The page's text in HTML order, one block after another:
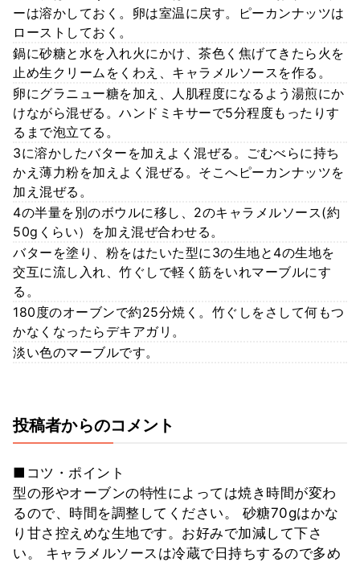
ーは溶かしておく。卵は室温に戻す。ピーカンナッツは
ローストしておく。
鍋に砂糖と水を入れ火にかけ、茶色く焦げてきたら火を
止め生クリームをくわえ、キャラメルソースを作る。
卵にグラニュー糖を加え、人肌程度になるよう湯煎にか
けながら混ぜる。ハンドミキサーで5分程度もったりす
るまで泡立てる。
3に溶かしたバターを加えよく混ぜる。ごむべらに持ち
かえ薄力粉を加えよく混ぜる。そこへピーカンナッツを
加え混ぜる。
4の半量を別のボウルに移し、2のキャラメルソース(約
50gくらい）を加え混ぜ合わせる。
バターを塗り、粉をはたいた型に3の生地と4の生地を
交互に流し入れ、竹ぐしで軽く筋をいれマーブルにす
る。
180度のオーブンで約25分焼く。竹ぐしをさして何もつ
かなくなったらデキアガリ。
淡い色のマーブルです。
投稿者からのコメント
■コツ・ポイント
型の形やオーブンの特性によっては焼き時間が変わ
るので、時間を調整してください。 砂糖70gはかな
り甘さ控えめな生地です。お好みで加減して下さ
い。 キャラメルソースは冷蔵で日持ちするので多め